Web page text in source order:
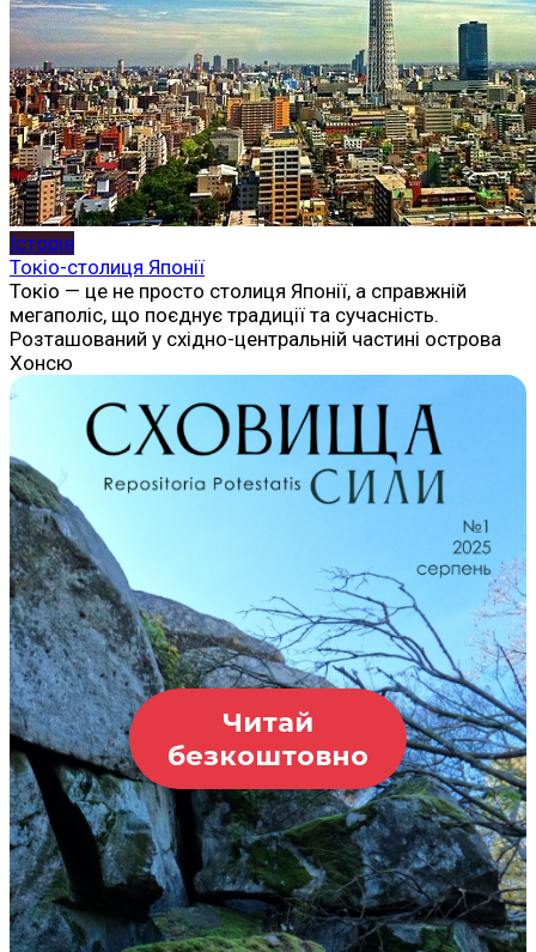
Історія
Токіо-столиця Японії
Токіо — це не просто столиця Японії, а справжній
мегаполіс, що поєднує традиції та сучасність.
Розташований у східно-центральній частині острова
Хонсю
Читай
безкоштовно